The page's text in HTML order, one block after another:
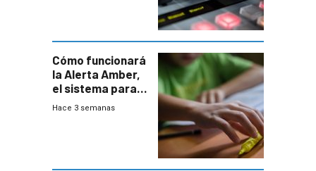
Cómo funcionará
la Alerta Amber,
el sistema para
la búsqueda
Hace 3 semanas